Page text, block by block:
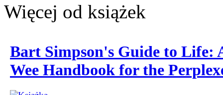
Więcej od książek
Bart Simpson's Guide to Life:
Wee Handbook for the